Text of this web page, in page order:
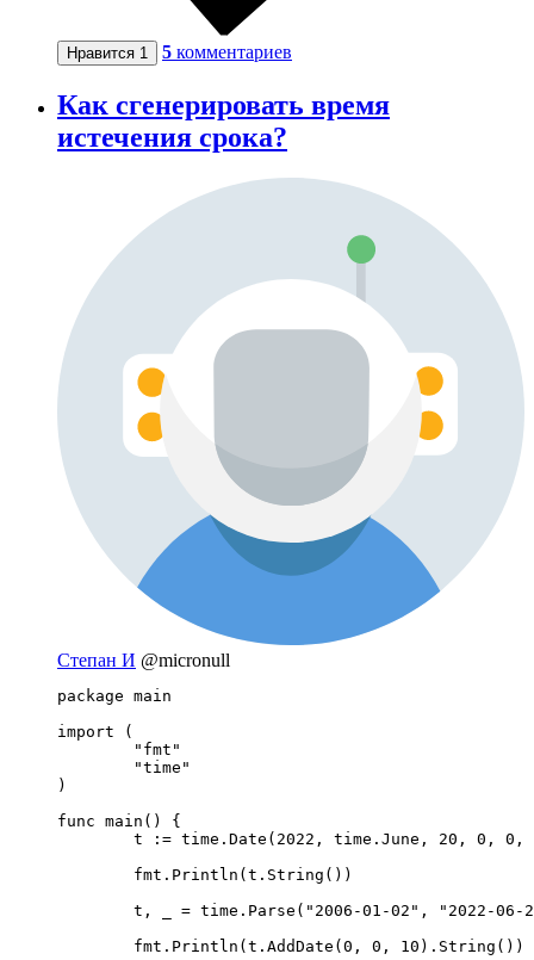
Нравится 1 5 комментариев
Как сгенерировать время
истечения срока?
Степан И @micronull
package main
import (
)
func main() {